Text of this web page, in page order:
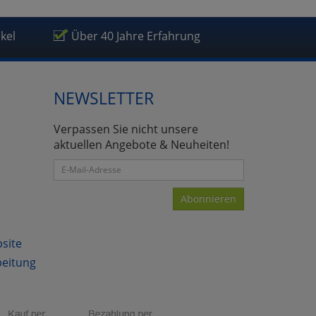
Über 40 Jahre Erfahrung
NEWSLETTER
Verpassen Sie nicht unsere
aktuellen Angebote & Neuheiten!
Abonnieren